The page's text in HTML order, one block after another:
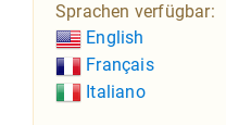
Sprachen verfügbar:
English
Français
Italiano